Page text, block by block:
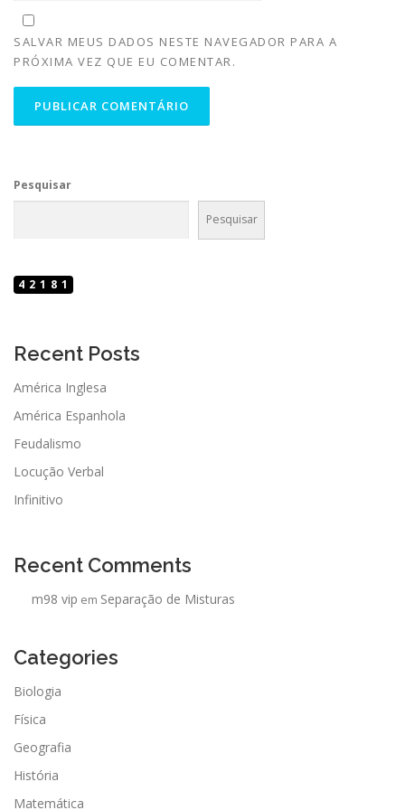
SALVAR MEUS DADOS NESTE NAVEGADOR PARA A
PRÓXIMA VEZ QUE EU COMENTAR.
Pesquisar
Pesquisar
42181
Recent Posts
América Inglesa
América Espanhola
Feudalismo
Locução Verbal
Infinitivo
Recent Comments
m98 vip em Separação de Misturas
Categories
Biologia
Física
Geografia
História
Matemática